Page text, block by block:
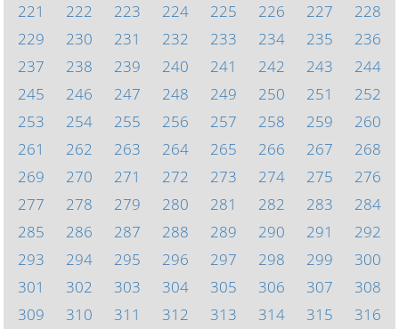
221
222 223 224 225 226 227
228
229
230 231 232 233 234 235
236
237
238 239 240 241 242 243
244
245
246 247 248 249 250 251
252
253
254 255 256 257 258 259
260
261
262 263 264 265 266 267
268
269
270 271 272 273 274 275
276
277
278 279 280 281 282 283
284
285
286 287 288 289 290 291
292
293
294 295 296 297 298 299
300
301
302 303 304 305 306 307
308
309
310 311 312 313 314 315
316